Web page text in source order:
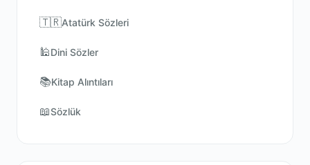
🇹🇷Atatürk Sözleri
🕌Dini Sözler
📚Kitap Alıntıları
📖Sözlük